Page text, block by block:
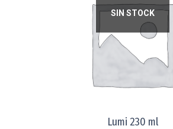
SIN STOCK
Lumi 230 ml